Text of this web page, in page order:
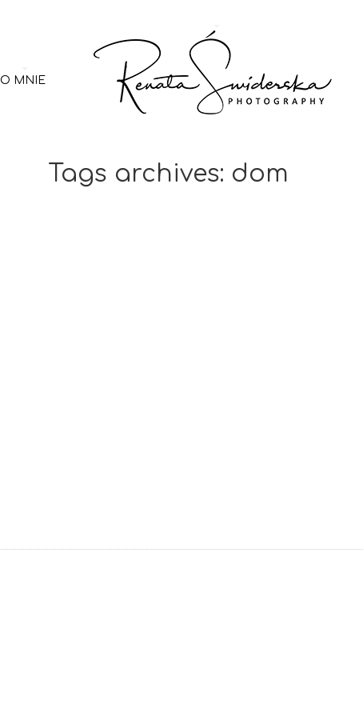
O MNIE
Tags archives: dom